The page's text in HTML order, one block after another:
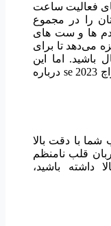
فعالیت ساعت
را در مجموع
ها و ست های
می‌دهد تا برای
باشید. اما این
تمام اطلاعاتی نیست که توسط اپل واچ 2023 se درباره
شما با دقت بالا
قلب نامنظم
داشته باشید،